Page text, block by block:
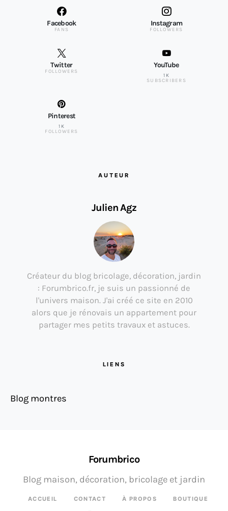
Facebook
FANS
Instagram
FOLLOWERS
Twitter
FOLLOWERS
YouTube
1K
SUBSCRIBERS
Pinterest
1K
FOLLOWERS
AUTEUR
Julien Agz
Créateur du blog bricolage, décoration, jardin
: Forumbrico.fr, je suis un passionné de
l'univers maison. J'ai créé ce site en 2010
alors que je rénovais un appartement pour
partager mes petits travaux et astuces.
LIENS
Blog montres
Forumbrico
ACCUEIL CONTACT À PROPOS BOUTIQUE
Blog maison, décoration, bricolage et jardin